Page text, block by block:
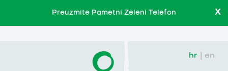
Preuzmite Pametni Zeleni Telefon X
hr en